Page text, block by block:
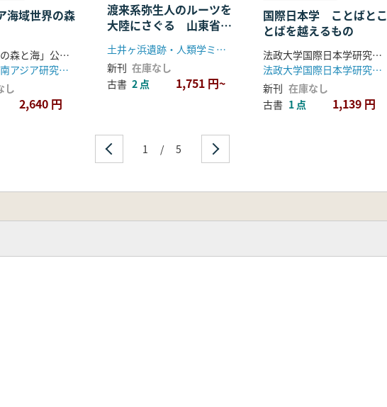
海域世界の森
「海域世界の森と海」公募研究班編
京都大学東南アジア研究センター
し
2,640 円
渡来系弥生人のルーツを
大陸にさぐる 山東省と
の共同研究報告
土井ヶ浜遺跡・人類学ミュージアム 山東省文物考古研究所
新刊 在庫なし
古書 2 点 1,751 円~
国際日本学 ことばとこ
とばを越えるもの
法政大学国際日本学研究所 編
法政大学国際日本学研究センター
新刊 在庫なし
古書 1 点 1,139 円
1 / 5